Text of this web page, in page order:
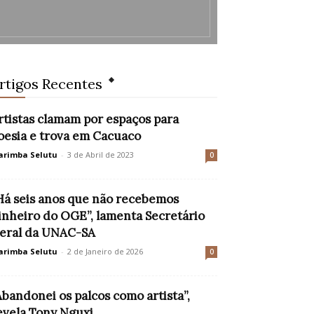
Recentes
clamam por espaços para
e trova em Cacuaco
Selutu - 3 de Abril de 2023 0
seis anos que não recebemos
do OGE”, lamenta Secretário
da UNAC-SA
Selutu - 2 de Janeiro de 2026 0
os palcos como artista”,